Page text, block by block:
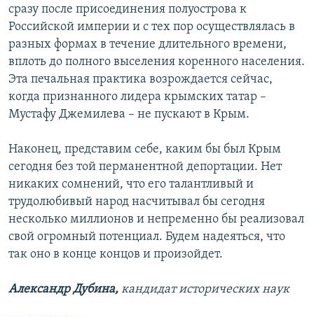
сразу после присоединения полуострова к
Российской империи и с тех пор осуществлялась в
разных формах в течение длительного времени,
вплоть до полного выселения коренного населения.
Эта печальная практика возрождается сейчас,
когда признанного лидера крымских татар –
Мустафу Джемилева – не пускают в Крым.
Наконец, представим себе, каким бы был Крым
сегодня без той перманентной депортации. Нет
никаких сомнений, что его талантливый и
трудолюбивый народ насчитывал бы сегодня
несколько миллионов и непременно бы реализовал
свой огромный потенциал. Будем надеяться, что
так оно в конце концов и произойдет.
Александр Дубина, кандидат исторических наук